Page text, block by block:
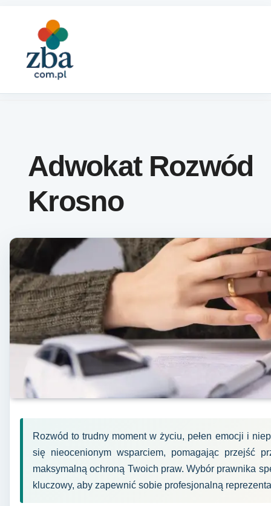
Adwokat Rozwód
Krosno
Rozwód to trudny moment w życiu, pełen emocji i
się nieocenionym wsparciem, pomagając przejść
maksymalną ochroną Twoich praw. Wybór prawnika
kluczowy, aby zapewnić sobie profesjonalną